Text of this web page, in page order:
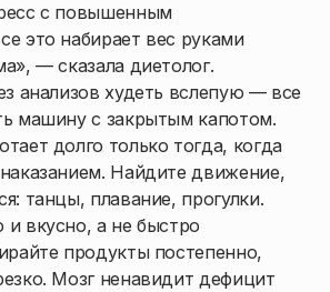
с повышенным
это набирает вес руками
— сказала диетолог.
анализов худеть вслепую — все
машину с закрытым капотом.
долго только тогда, когда
Найдите движение,
танцы, плавание, прогулки.
вкусно, а не быстро
продукты постепенно,
Мозг ненавидит дефицит